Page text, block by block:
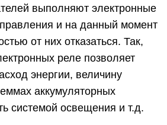
выполняют электронные
и на данный момент
от них отказаться. Так,
реле позволяет
энергии, величину
аккумуляторных
системой освещения и т.д.